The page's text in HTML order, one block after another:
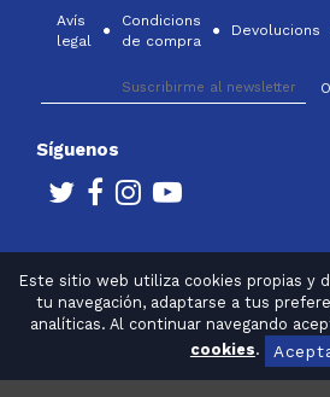
Este sitio web utiliza cookies propias y
tu navegación, adaptarse a tus
analíticas. Al continuar navegando
cookies.
Avís
legal
Condicions
de compra
Devolucions
Síguenos